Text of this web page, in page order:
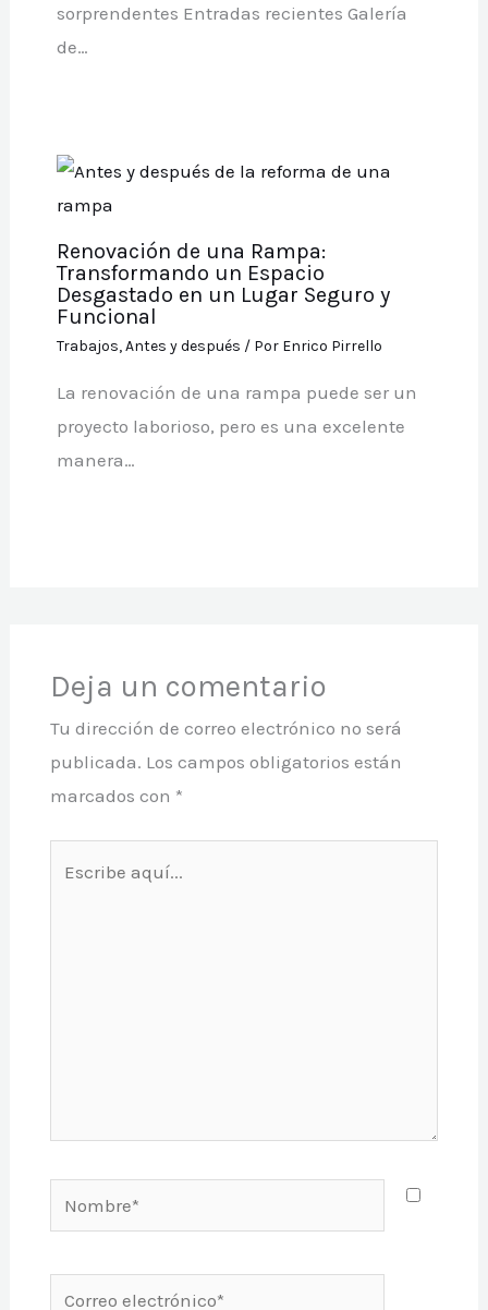
sorprendentes Entradas recientes Galería
de…
Renovación de una Rampa:
Transformando un Espacio
Desgastado en un Lugar Seguro y
Funcional
Trabajos,Antes y después / Por Enrico Pirrello
La renovación de una rampa puede ser un
proyecto laborioso, pero es una excelente
manera…
Deja un comentario
Tu dirección de correo electrónico no será
publicada. Los campos obligatorios están
marcados con *
Nombre*